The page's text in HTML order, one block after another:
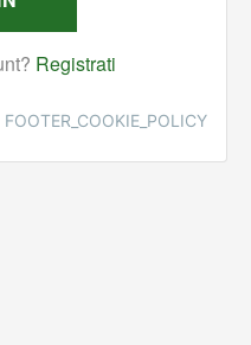
FOOTER_COOKIE_POLICY